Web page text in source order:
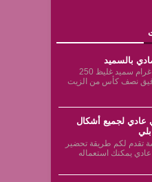
بالسميد
المقادير 250 غرام سميد غليظ 250
نصف كأس من الزيت
عادي لجميع أشكال
تقدم لكم طريقة تحضير
يمكنك استعماله